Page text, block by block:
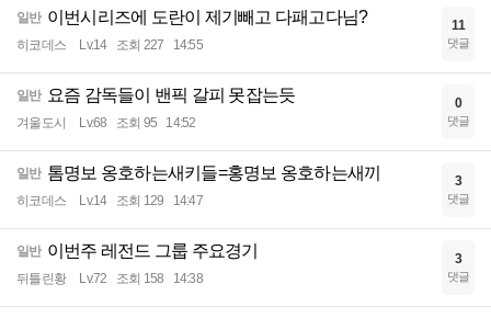
일반 이번시리즈에 도란이 제기빼고 다패고다님?
히코데스 Lv.14 조회 227 14:55
11
댓글
일반 요즘 감독들이 밴픽 갈피 못잡는듯
겨울도시 Lv.68 조회 95 14:52
0
댓글
일반 톰명보 옹호하는새키들=홍명보 옹호하는새끼
히코데스 Lv.14 조회 129 14:47
3
댓글
일반 이번주 레전드 그룹 주요경기
뒤틀린황 Lv.72 조회 158 14:38
3
댓글